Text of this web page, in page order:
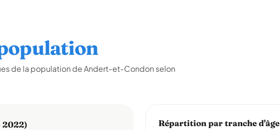
de la population de Andert-et-Condon selon
2022) Répartition par tranche d'âge